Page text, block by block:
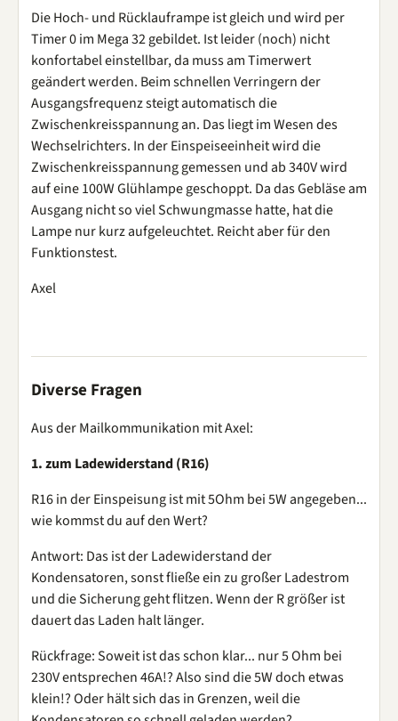
Die Hoch- und Rücklauframpe ist gleich und wird per
Timer 0 im Mega 32 gebildet. Ist leider (noch) nicht
konfortabel einstellbar, da muss am Timerwert
geändert werden. Beim schnellen Verringern der
Ausgangsfrequenz steigt automatisch die
Zwischenkreisspannung an. Das liegt im Wesen des
Wechselrichters. In der Einspeiseeinheit wird die
Zwischenkreisspannung gemessen und ab 340V wird
auf eine 100W Glühlampe geschoppt. Da das Gebläse am
Ausgang nicht so viel Schwungmasse hatte, hat die
Lampe nur kurz aufgeleuchtet. Reicht aber für den
Funktionstest.
Axel
Diverse Fragen
Aus der Mailkommunikation mit Axel:
1. zum Ladewiderstand (R16)
R16 in der Einspeisung ist mit 5Ohm bei 5W angegeben...
wie kommst du auf den Wert?
Antwort: Das ist der Ladewiderstand der
Kondensatoren, sonst fließe ein zu großer Ladestrom
und die Sicherung geht flitzen. Wenn der R größer ist
dauert das Laden halt länger.
Rückfrage: Soweit ist das schon klar... nur 5 Ohm bei
230V entsprechen 46A!? Also sind die 5W doch etwas
klein!? Oder hält sich das in Grenzen, weil die